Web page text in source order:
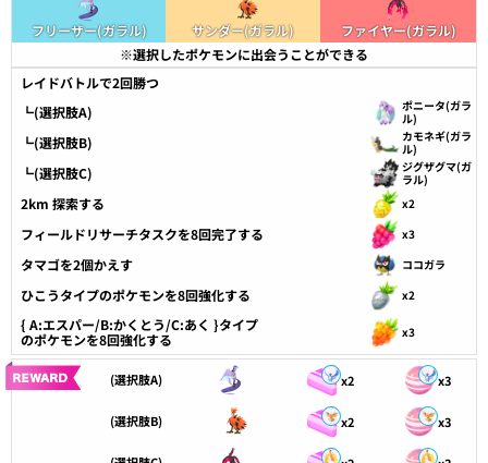
フリーザー(ガラル) サンダー(ガラル)
ファイヤー(ガラル)
※選択したポケモンに出会うことができる
レイドバトルで2回勝つ
┗(選択肢A)
ポニータ(ガラ
ル)
┗(選択肢B)
カモネギ(ガラ
ル)
┗(選択肢C)
ジグザグマ(ガ
ラル)
2km 探索する x2
フィールドリサーチタスクを8回完了する x3
タマゴを2個かえす ココガラ
ひこうタイプのポケモンを8回強化する x2
{ A:エスパー/B:かくとう/C:あく }タイプ
のポケモンを8回強化する
x3
(選択肢A) x2 x3
(選択肢B) x2 x3